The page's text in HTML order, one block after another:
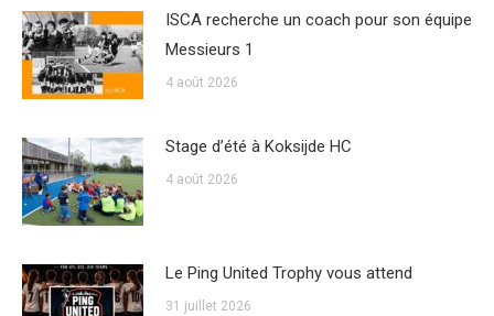
ISCA recherche un coach pour son équipe
Messieurs 1
4 août 2026
Stage d’été à Koksijde HC
4 août 2026
Le Ping United Trophy vous attend
31 juillet 2026